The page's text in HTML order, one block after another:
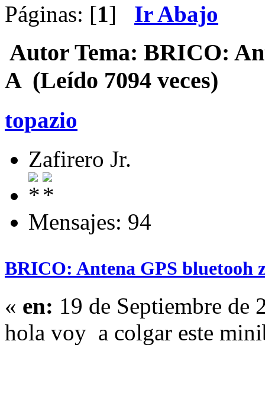
Páginas: [1] Ir Abajo
Autor Tema: BRICO:
A (Leído 7094 veces)
topazio
Zafirero Jr.
Mensajes: 94
BRICO: Antena GPS bluetooh
« en: 19 de Septiembre de
hola voy a colgar este